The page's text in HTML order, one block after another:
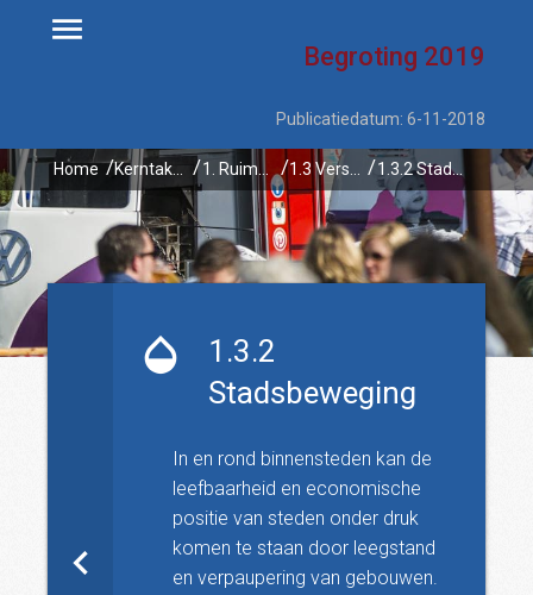
Begroting 2019
Publicatiedatum: 6-11-2018
Home 1.3.2 Stadsbeweging
1.3.2
Stadsbeweging
In en rond binnensteden kan de
leefbaarheid en economische
positie van steden onder druk
komen te staan door leegstand
en verpaupering van gebouwen.